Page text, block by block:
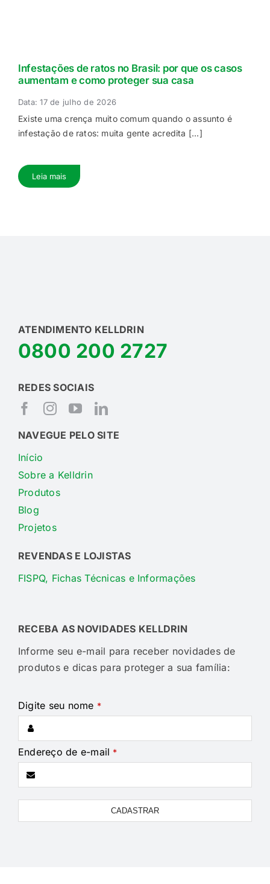
Infestações de ratos no Brasil: por que os casos
aumentam e como proteger sua casa
Data: 17 de julho de 2026
Existe uma crença muito comum quando o assunto é
infestação de ratos: muita gente acredita [...]
Leia mais
ATENDIMENTO KELLDRIN
0800 200 2727
REDES SOCIAIS
NAVEGUE PELO SITE
Início
Sobre a Kelldrin
Produtos
Blog
Projetos
REVENDAS E LOJISTAS
FISPQ, Fichas Técnicas e Informações
RECEBA AS NOVIDADES KELLDRIN
Informe seu e-mail para receber novidades de
produtos e dicas para proteger a sua família:
Digite seu nome *
Endereço de e-mail *
Business
CADASTRAR